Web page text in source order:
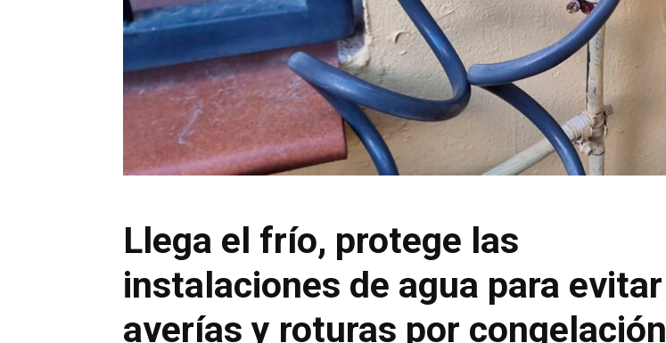
Llega el frío, protege las
instalaciones de agua para evitar
averías y roturas por congelación